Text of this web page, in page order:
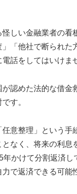
しい金融業者の看
「他社で断られた
話をしてはいけま
認めた法的な借金
す。
意整理」という手
なく、将来の利息
年かけて分割返済し
で返済できる可能